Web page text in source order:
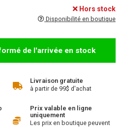
Hors stock
Disponibilité en boutique
de l'arrivée en stock
Livraison gratuite
à partir de 99$ d'achat
Prix valable en ligne
uniquement
Les prix en boutique peuvent